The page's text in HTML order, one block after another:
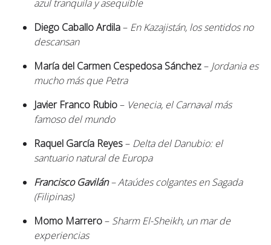
azul tranquila y asequible
Diego Caballo Ardila– En Kazajistán, los sentidos no
descansan
María del Carmen Cespedosa Sánchez– Jordania es
mucho más que Petra
Javier Franco Rubio– Venecia, el Carnaval más
famoso del mundo
Raquel García Reyes– Delta del Danubio: el
santuario natural de Europa
Francisco Gavilán– Ataúdes colgantes en Sagada
(Filipinas)
Momo Marrero– Sharm El-Sheikh, un mar de
experiencias